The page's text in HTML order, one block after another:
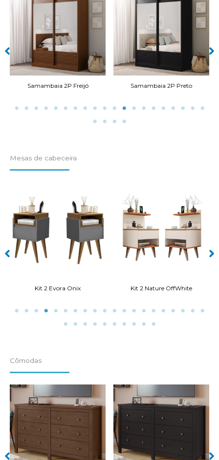
Samambaia 2P Preto Vegas 3P 6G Branco
Mesas de cabeceira
Kit 2 Nature OffWhite Kit 2 Cinamomo Cinza
Cômodas